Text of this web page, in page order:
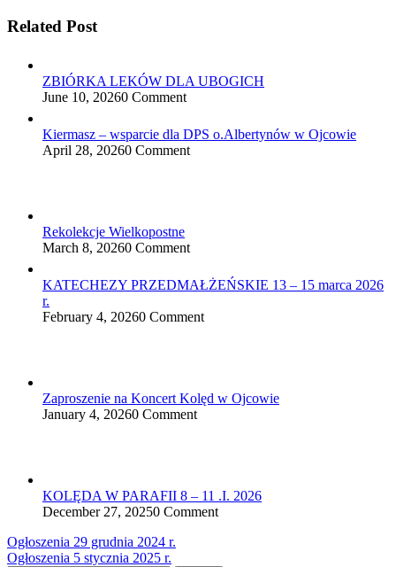
Related Post
ZBIÓRKA LEKÓW DLA UBOGICH
June 10, 20260 Comment
Kiermasz – wsparcie dla DPS o.Albertynów w Ojcowie
April 28, 20260 Comment
Rekolekcje Wielkopostne
March 8, 20260 Comment
KATECHEZY PRZEDMAŁŻEŃSKIE 13 – 15 marca 2026
r.
February 4, 20260 Comment
Zaproszenie na Koncert Kolęd w Ojcowie
January 4, 20260 Comment
KOLĘDA W PARAFII 8 – 11 .I. 2026
December 27, 20250 Comment
Nawigacja
Ogłoszenia 29 grudnia 2024 r.
Ogłoszenia 5 stycznia 2025 r.